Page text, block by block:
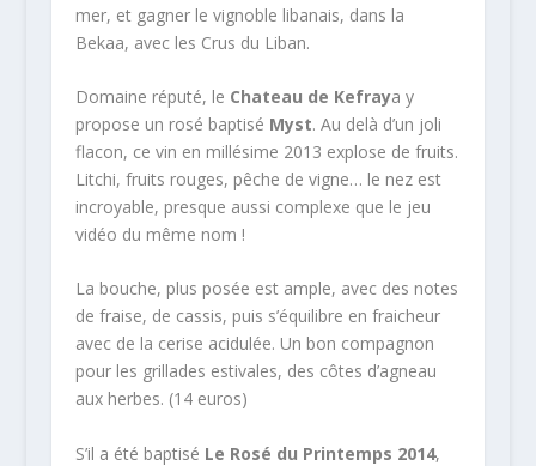
mer, et gagner le vignoble libanais, dans la
Bekaa, avec les Crus du Liban.
Domaine réputé, le Chateau de Kefraya y
propose un rosé baptisé Myst. Au delà d’un joli
flacon, ce vin en millésime 2013 explose de fruits.
Litchi, fruits rouges, pêche de vigne… le nez est
incroyable, presque aussi complexe que le jeu
vidéo du même nom !
La bouche, plus posée est ample, avec des notes
de fraise, de cassis, puis s’équilibre en fraicheur
avec de la cerise acidulée. Un bon compagnon
pour les grillades estivales, des côtes d’agneau
aux herbes. (14 euros)
S’il a été baptisé Le Rosé du Printemps 2014,